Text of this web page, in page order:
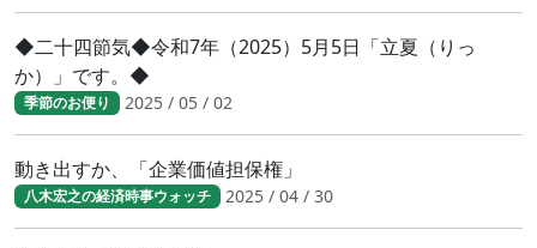
◆二十四節気◆令和7年（2025）5月5日「立夏（りっ
か）」です。◆
季節のお便り 2025 / 05 / 02
動き出すか、「企業価値担保権」
八木宏之の経済時事ウォッチ 2025 / 04 / 30